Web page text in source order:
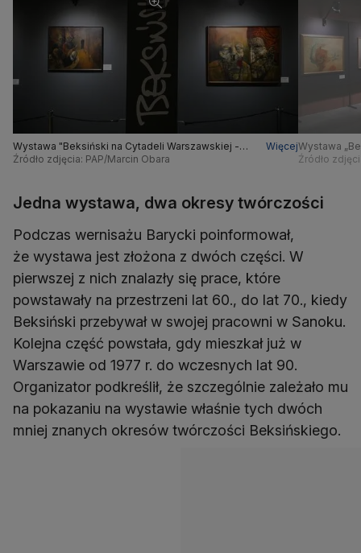
Wystawa "Beksiński na Cytadeli Warszawskiej -
nieznane oblicze Mistrza oraz multimedialna
Więcej
Źródło zdjęcia: PAP/Marcin Obara
Wystawa
nieznane
Źródło
Jedna wystawa, dwa okresy twórczości
Podczas wernisażu Barycki poinformował,
że wystawa jest złożona z dwóch części. W
pierwszej z nich znalazły się prace, które
powstawały na przestrzeni lat 60., do lat 70., kiedy
Beksiński przebywał w swojej pracowni w Sanoku.
Kolejna część powstała, gdy mieszkał już w
Warszawie od 1977 r. do wczesnych lat 90.
Organizator podkreślił, że szczególnie zależało mu
na pokazaniu na wystawie właśnie tych dwóch
mniej znanych okresów twórczości Beksińskiego.